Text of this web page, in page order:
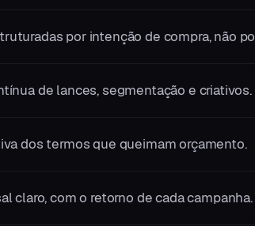
por intenção de compra, não
de lances, segmentação e criativos.
dos termos que queimam orçamento.
claro, com o retorno de cada campanha.